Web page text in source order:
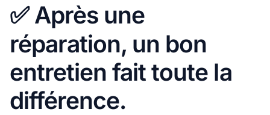
✅Après une
réparation, un bon
entretien fait toute la
différence.